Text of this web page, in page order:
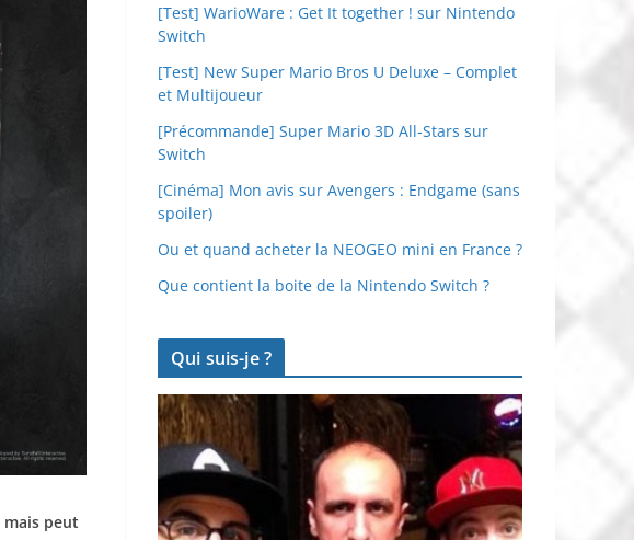
mais peut
[Test] WarioWare : Get It together ! sur Nintendo
Switch
[Test] New Super Mario Bros U Deluxe – Complet
et Multijoueur
[Précommande] Super Mario 3D All-Stars sur
Switch
[Cinéma] Mon avis sur Avengers : Endgame (sans
spoiler)
Ou et quand acheter la NEOGEO mini en France ?
Que contient la boite de la Nintendo Switch ?
Qui suis-je ?